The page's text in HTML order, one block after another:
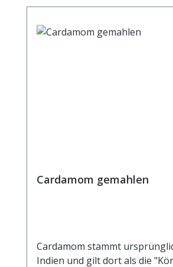
Cardamom gemahlen
Cardamom stammt
Indien und gilt dort als die